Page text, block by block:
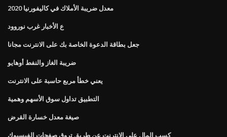
معدل ضريبة الأملاك في كاليفورنيا 2020
ع الأخبار غرب نوروود
جعل بطاقة الدعوة الخاصة بك على الانترنت مجانا
ضريبة الغاز والنفط أوهايو
يعني خطأ مربع حاسبة على الانترنت
التطبيق تداول سوق الأسهم وهمية
صيغة معدل خسارة القرض
كسب المال على الانترنت عن طريق تروق صفحات الفيسبوك